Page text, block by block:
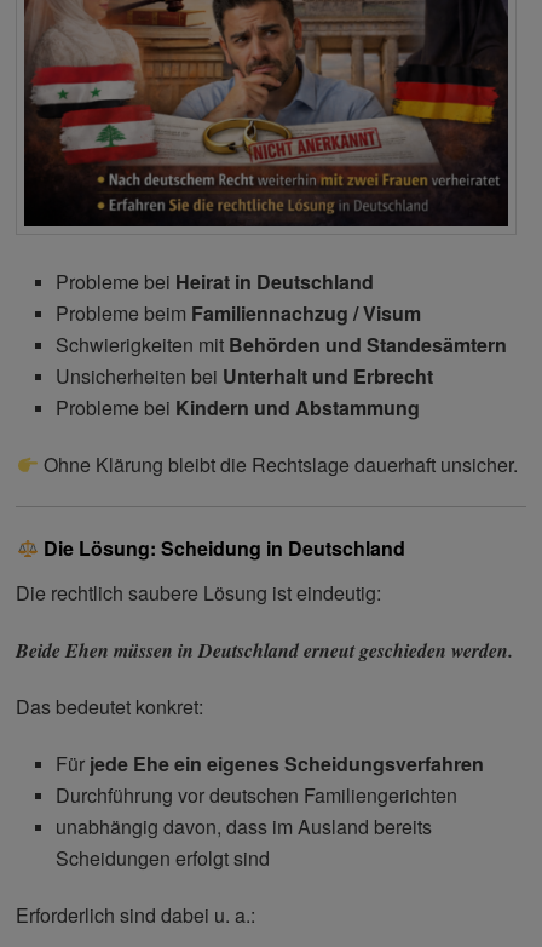
Probleme bei Heirat in Deutschland
Probleme beim Familiennachzug / Visum
Schwierigkeiten mit Behörden und Standesämtern
Unsicherheiten bei Unterhalt und Erbrecht
Probleme bei Kindern und Abstammung
Ohne Klärung bleibt die Rechtslage dauerhaft unsicher.
Die Lösung: Scheidung in Deutschland
Die rechtlich saubere Lösung ist eindeutig:
Beide Ehen müssen in Deutschland erneut geschieden werden.
Das bedeutet konkret:
Für jede Ehe ein eigenes Scheidungsverfahren
Durchführung vor deutschen Familiengerichten
unabhängig davon, dass im Ausland bereits
Scheidungen erfolgt sind
Erforderlich sind dabei u. a.: